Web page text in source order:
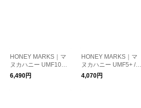
HONEY MARKS｜マ
ヌカハニー UMF10+ /
MG263+ スティック
タイプ 5g×30本入り
6,490円
HONEY MARKS｜マ
ヌカハニー UMF5+ /
MG83+ スティックタ
イプ 5g×30本入り
4,070円